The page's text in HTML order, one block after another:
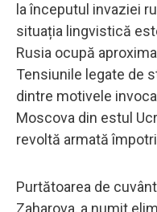
la începutul invaziei
situația lingvistică
Rusia ocupă
Tensiunile legate de
dintre motivele
Moscova din estul
revoltă armată
Purtătoarea de
Zaharova, a numit